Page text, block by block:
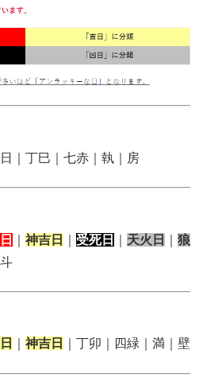
日｜丁巳｜七赤｜執｜房
神吉日 受死日 天火日
狼
神吉日 ｜丁卯｜四緑｜満｜壁